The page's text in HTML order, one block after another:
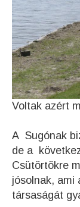
Voltak azért
A Sugónak
de a
Csütörtökre
jósolnak, ami
társaságát